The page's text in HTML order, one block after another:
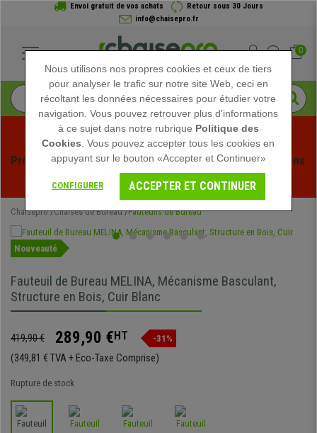
Envoi gratuit de vos achats
Retour sous 30 Jours
info@chaisepro.fr
0
Profitez des soldes d'été chez Chaisepro ! Des réductions
exclusives pour une durée limitée - Voir l'offre
Chaisepro Chaises de Bureau Fauteuils de Bureau
Nouveauté
Fauteuil de Bureau MELINA, Mécanisme Basculant,
Structure en Bois, Cuir Blanc
419,90 € 289,90 €HT -31%
(349,81 € TVA + Eco-Taxe Comprise)
Rupture de stock
Nous utilisons nos propres cookies et ceux de tiers
pour analyser le trafic sur notre site Web, ceci en
récoltant les données nécessaires pour étudier votre
navigation. Vous pouvez retrouver plus d'informations
à ce sujet dans notre rubrique Politique des
Cookies . Vous pouvez accepter tous les cookies en
appuyant sur le bouton «Accepter et Continuer»
CONFIGURER ACCEPTER ET CONTINUER